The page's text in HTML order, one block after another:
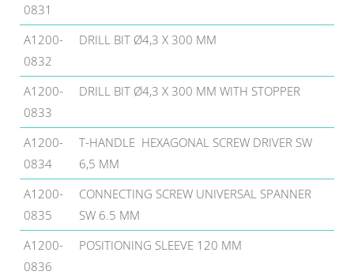
0831
A1200-
0832
DRILL BIT Ø4,3 X 300 MM
A1200-
0833
DRILL BIT Ø4,3 X 300 MM WITH STOPPER
A1200-
0834
T-HANDLE HEXAGONAL SCREW DRIVER SW
6,5 MM
A1200-
0835
CONNECTING SCREW UNIVERSAL SPANNER
SW 6.5 MM
A1200-
0836
POSITIONING SLEEVE 120 MM